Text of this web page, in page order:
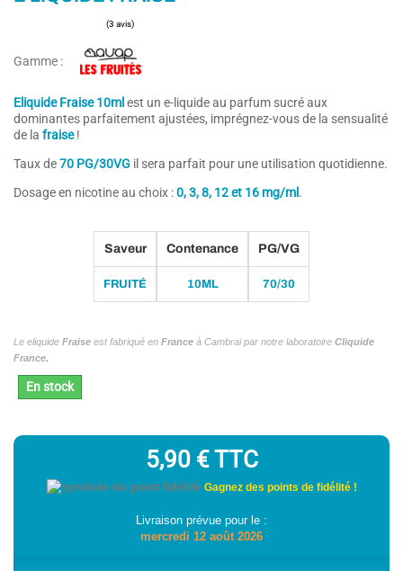
Gamme :
Eliquide Fraise 10ml est un e-liquide au parfum sucré aux
dominantes parfaitement ajustées, imprégnez-vous de la sensualité
de la fraise!
Taux de70 PG/30VG il sera parfait pour une utilisation quotidienne.
Dosage en nicotine au choix :0, 3, 8, 12 et 16 mg/ml .
Saveur
FRUITÉ
Contenance
10ML
PG/VG
70/30
Le eliquide Fraise est fabriqué en France à Cambrai par notre laboratoire Cliquide
France.
En stock
5,90 €TTC
Gagnez des points de fidélité !
Livraison prévue pour le :
mercredi 12 août 2026